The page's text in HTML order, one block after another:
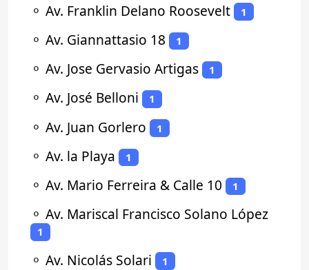
⚬ Av. Franklin Delano Roosevelt 1
⚬ Av. Giannattasio 18 1
⚬ Av. Jose Gervasio Artigas 1
⚬ Av. José Belloni 1
⚬ Av. Juan Gorlero 1
⚬ Av. la Playa 1
⚬ Av. Mario Ferreira & Calle 10 1
⚬ Av. Mariscal Francisco Solano López
1
⚬ Av. Nicolás Solari 1